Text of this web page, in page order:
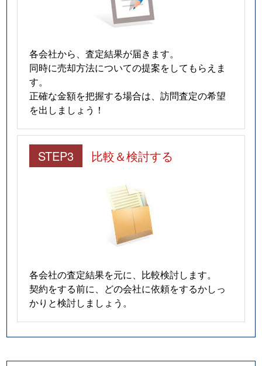
各会社から、査定結果が届きます。
同時に売却方法についての提案をしてもらえま
す。
正確な金額を把握する場合は、訪問査定の希望
を出しましょう！
STEP3 比較＆検討する
各会社の査定結果を元に、比較検討します。
契約をする前に、どの会社に依頼をするかしっ
かりと検討しましょう。